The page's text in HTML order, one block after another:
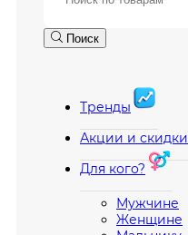
Поиск
Тренды
Акции и скидки
Для кого?
Мужчине
Женщине